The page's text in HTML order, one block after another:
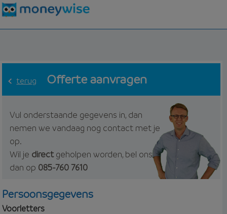
terug Offerte aanvragen
Vul onderstaande gegevens in, dan
nemen we vandaag nog contact met je
op.
Wil je directgeholpen worden, bel ons
dan op 085-760 7610
Persoonsgegevens
Voorletters